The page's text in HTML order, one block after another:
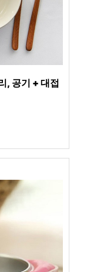
, 공기 + 대접